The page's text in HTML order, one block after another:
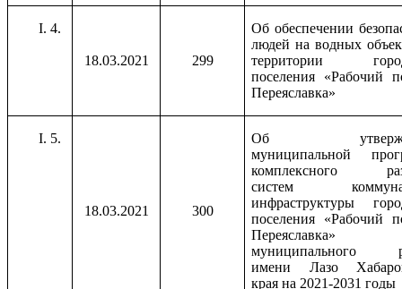
4.
18.03.2021 299
Об обеспечении
людей на водных
территории
поселения «Рабочий
Переяславка»
5.
18.03.2021 300
Об
муниципальной
комплексного
систем
инфраструктуры
поселения «Рабочий
Переяславка»
муниципального
имени Лазо
края на 2021-2031 годы